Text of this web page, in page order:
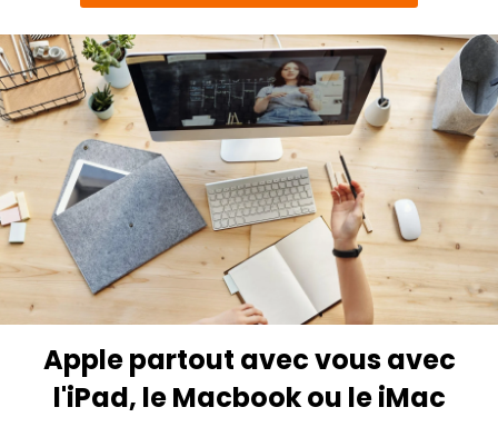
Apple partout avec vous avec
l'iPad, le Macbook ou le iMac